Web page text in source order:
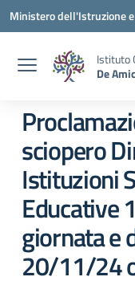
Vai ai contenuti
Vai al menu di navigazione
Vai al footer
Ministero dell'Istruzione
Istituto
De
sciopero
Istituzioni
Educative
giornata e
20/11/24